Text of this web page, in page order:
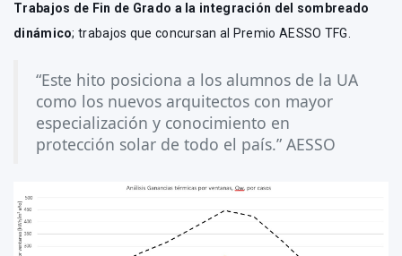
Trabajos de Fin de Grado a la integración del sombreado
dinámico; trabajos que concursan al Premio AESSO TFG.
“Este hito posiciona a los alumnos de la UA
como los nuevos arquitectos con mayor
especialización y conocimiento en
protección solar de todo el país.” AESSO